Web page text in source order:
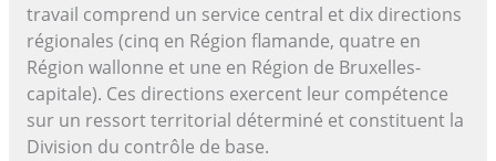
travail comprend un service central et dix directions
régionales (cinq en Région flamande, quatre en
Région wallonne et une en Région de Bruxelles-
capitale). Ces directions exercent leur compétence
sur un ressort territorial déterminé et constituent la
Division du contrôle de base.